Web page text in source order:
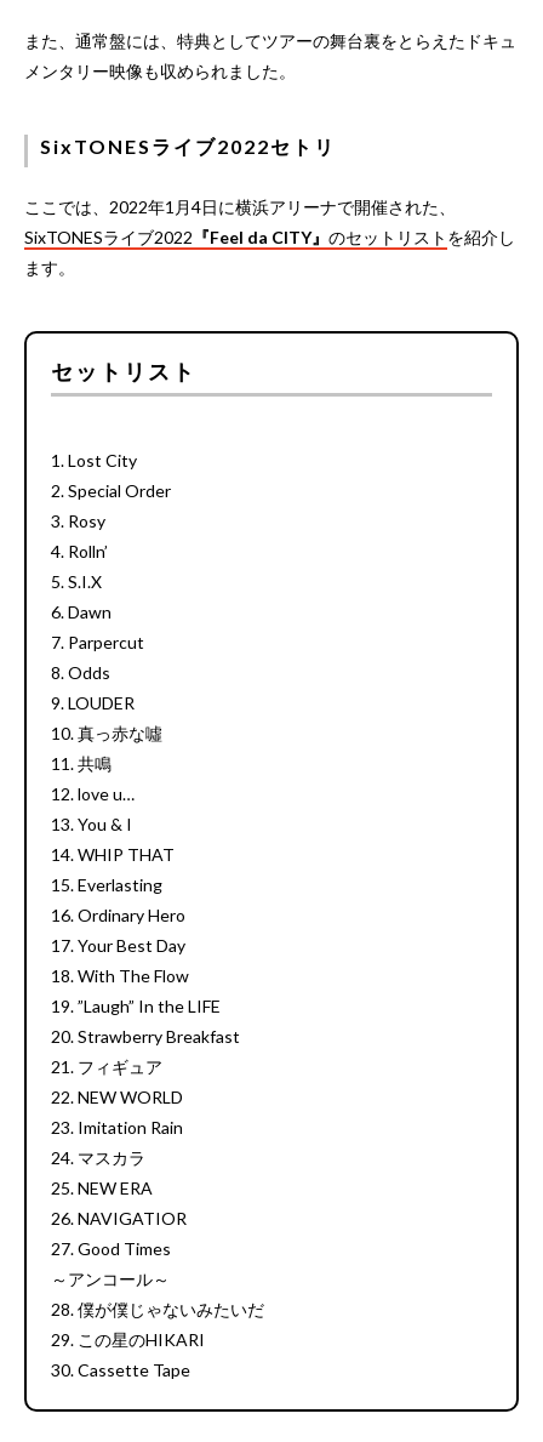
また、通常盤には、特典としてツアーの舞台裏をとらえたドキュ
メンタリー映像も収められました。
SixTONESライブ2022セトリ
ここでは、2022年1月4日に横浜アリーナで開催された、
SixTONESライブ2022 『Feel da CITY』 のセットリスト を紹介し
ます。
セットリスト
1. Lost City
2. Special Order
3. Rosy
4. Rolln’
5. S.I.X
6. Dawn
7. Parpercut
8. Odds
9. LOUDER
10. 真っ赤な噓
11. 共鳴
12. love u…
13. You & I
14. WHIP THAT
15. Everlasting
16. Ordinary Hero
17. Your Best Day
18. With The Flow
19. ”Laugh” In the LIFE
20. Strawberry Breakfast
21. フィギュア
22. NEW WORLD
23. Imitation Rain
24. マスカラ
25. NEW ERA
26. NAVIGATIOR
27. Good Times
～アンコール～
28. 僕が僕じゃないみたいだ
29. この星のHIKARI
30. Cassette Tape